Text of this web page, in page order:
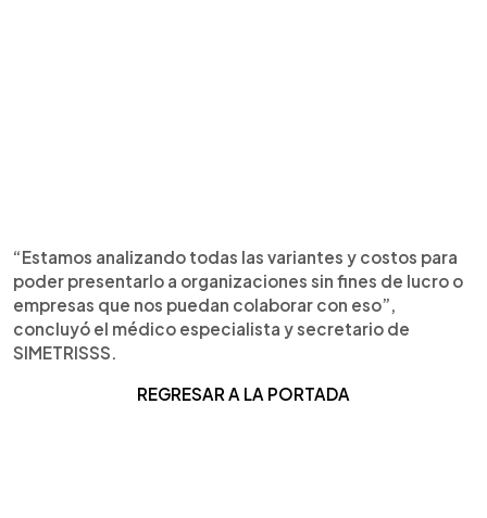
“Estamos analizando todas las variantes y costos para
poder presentarlo a organizaciones sin fines de lucro o
empresas que nos puedan colaborar con eso”,
concluyó el médico especialista y secretario de
SIMETRISSS.
REGRESAR A LA PORTADA